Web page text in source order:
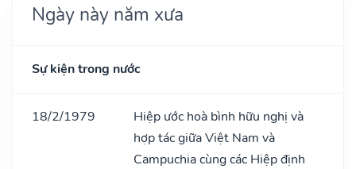
Ngày này năm xưa
Sự kiện trong nước
18/2/1979
Hiệp ước hoà bình hữu nghị và
hợp tác giữa Việt Nam và
Campuchia cùng các Hiệp định